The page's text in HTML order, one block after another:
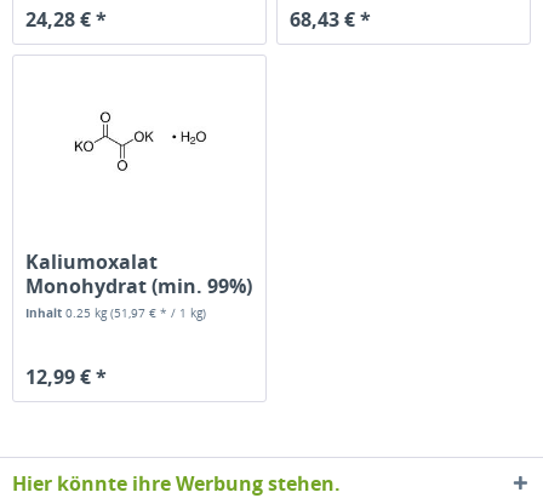
24,28 € * 68,43 € *
Kaliumoxalat
Monohydrat (min. 99%)
Inhalt0.25 kg(51,97 € * / 1 kg)
12,99 € *
Hier könnte ihre Werbung stehen.